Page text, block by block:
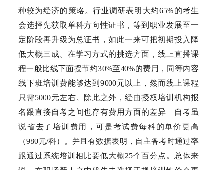
种较为经济的策略。行业调研表明大约65%的考生
会选择先获取单科方向性证书，等到职业发展至一
定阶段再升级为总证书，如此一来可把初期投入降
低大概三成。在学习方式的挑选方面，线上直播课
程一般比线下面授节约30%至40%的费用，同等内容
线下班培训费能够达到9000元以上，然而线上课程
只需5000元左右。除此之外，经由授权培训机构报
名跟直接自考之间也存有费用方面的差异，自考虽
说省去了培训费用，可是考试费每科的单价更高
（980元/科）。并且有数据表明，自主备考时通过率
跟通过系统培训相比要低大概25个百分点。总体来